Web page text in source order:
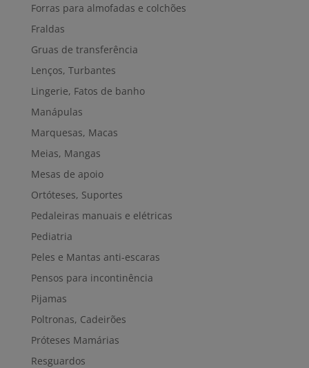
Forras para almofadas e colchões
Fraldas
Gruas de transferência
Lenços, Turbantes
Lingerie, Fatos de banho
Manápulas
Marquesas, Macas
Meias, Mangas
Mesas de apoio
Ortóteses, Suportes
Pedaleiras manuais e elétricas
Pediatria
Peles e Mantas anti-escaras
Pensos para incontinência
Pijamas
Poltronas, Cadeirões
Próteses Mamárias
Resguardos